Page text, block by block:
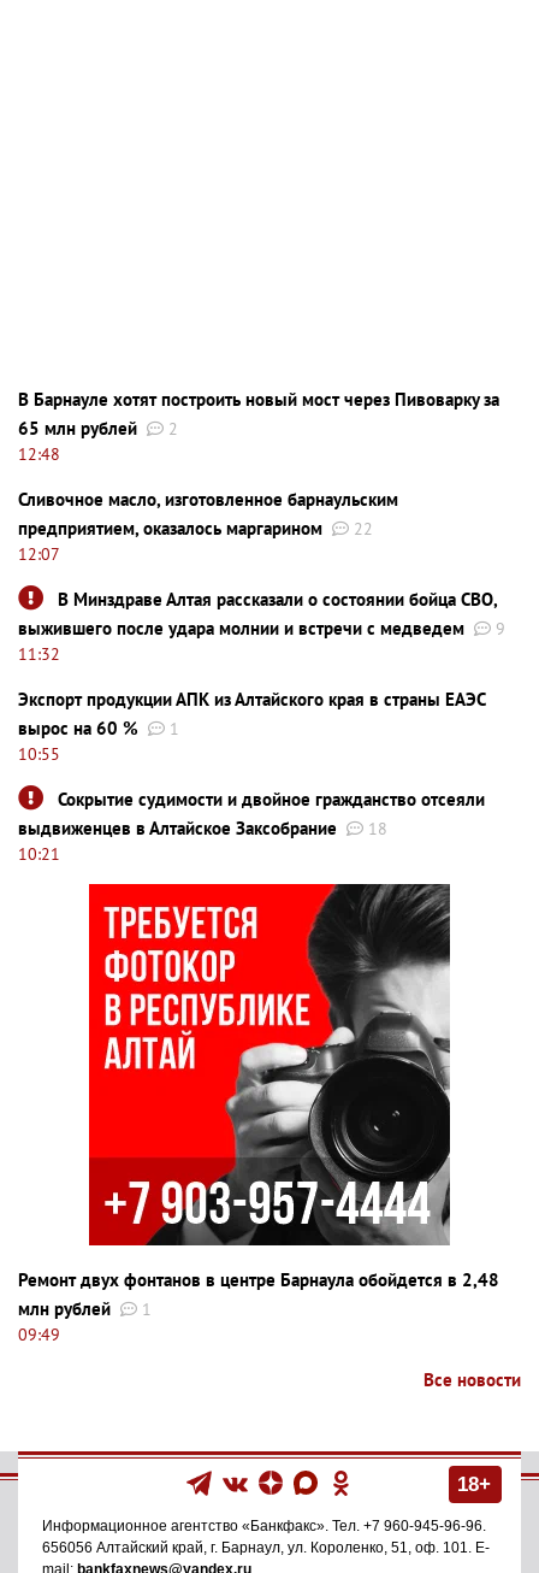
В Барнауле хотят построить новый мост через Пивоварку за
65 млн рублей
2
12:48
Сливочное масло, изготовленное барнаульским
предприятием, оказалось маргарином
22
12:07
В Минздраве Алтая рассказали о состоянии бойца СВО,
выжившего после удара молнии и встречи с медведем
9
11:32
Экспорт продукции АПК из Алтайского края в страны ЕАЭС
вырос на 60 %
1
10:55
Сокрытие судимости и двойное гражданство отсеяли
выдвиженцев в Алтайское Заксобрание
18
10:21
Ремонт двух фонтанов в центре Барнаула обойдется в 2,48
млн рублей
1
09:49
Все новости
18+
Информационное агентство «Банкфакс» . Тел. +7 960-945-96-96
656056 Алтайский край, г. Барнаул ул. Короленко, 51, оф. 101
. E-
mail: bankfaxnews@yandex.ru